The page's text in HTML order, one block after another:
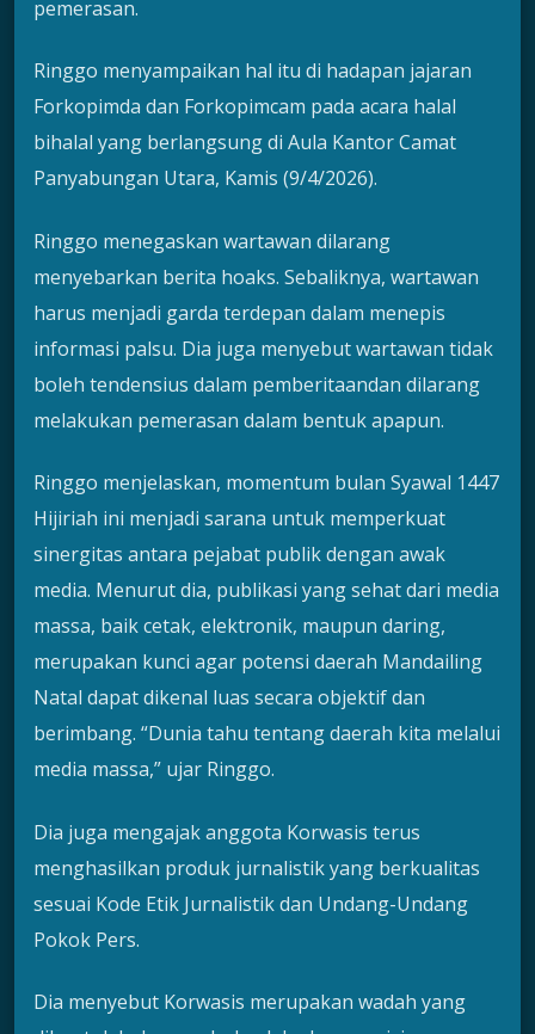
pemerasan.
Ringgo menyampaikan hal itu di hadapan jajaran
Forkopimda dan Forkopimcam pada acara halal
bihalal yang berlangsung di Aula Kantor Camat
Panyabungan Utara, Kamis (9/4/2026).
Ringgo menegaskan wartawan dilarang
menyebarkan berita hoaks. Sebaliknya, wartawan
harus menjadi garda terdepan dalam menepis
informasi palsu. Dia juga menyebut wartawan tidak
boleh tendensius dalam pemberitaandan dilarang
melakukan pemerasan dalam bentuk apapun.
Ringgo menjelaskan, momentum bulan Syawal 1447
Hijiriah ini menjadi sarana untuk memperkuat
sinergitas antara pejabat publik dengan awak
media. Menurut dia, publikasi yang sehat dari media
massa, baik cetak, elektronik, maupun daring,
merupakan kunci agar potensi daerah Mandailing
Natal dapat dikenal luas secara objektif dan
berimbang. “Dunia tahu tentang daerah kita melalui
media massa,” ujar Ringgo.
Dia juga mengajak anggota Korwasis terus
menghasilkan produk jurnalistik yang berkualitas
sesuai Kode Etik Jurnalistik dan Undang-Undang
Pokok Pers.
Dia menyebut Korwasis merupakan wadah yang